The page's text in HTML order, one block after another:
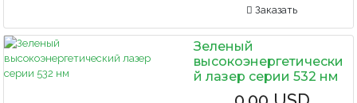
Заказать
Зеленый
высокоэнергетически
й лазер серии 532 нм